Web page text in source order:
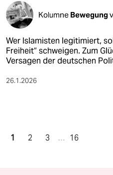
Kolumne Bewegung
Wer Islamisten legitimiert,
Freiheit“ schweigen. Zum
Versagen der deutschen
26.1.2026
1 2 3 … 16